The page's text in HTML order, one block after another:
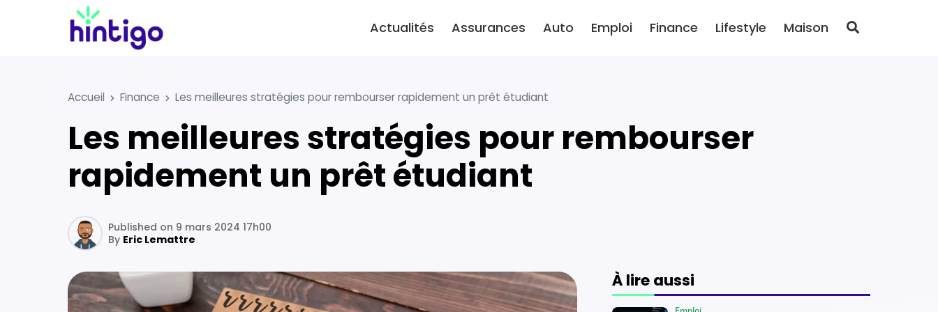
Actualités Assurances Auto Emploi Finance Lifestyle Maison
Accueil Finance Les meilleures stratégies pour rembourser rapidement un prêt étudiant
Les meilleures stratégies pour rembourser
rapidement un prêt étudiant
By Eric Lemattre
Published on 9 mars 2024 17h00
À lire aussi